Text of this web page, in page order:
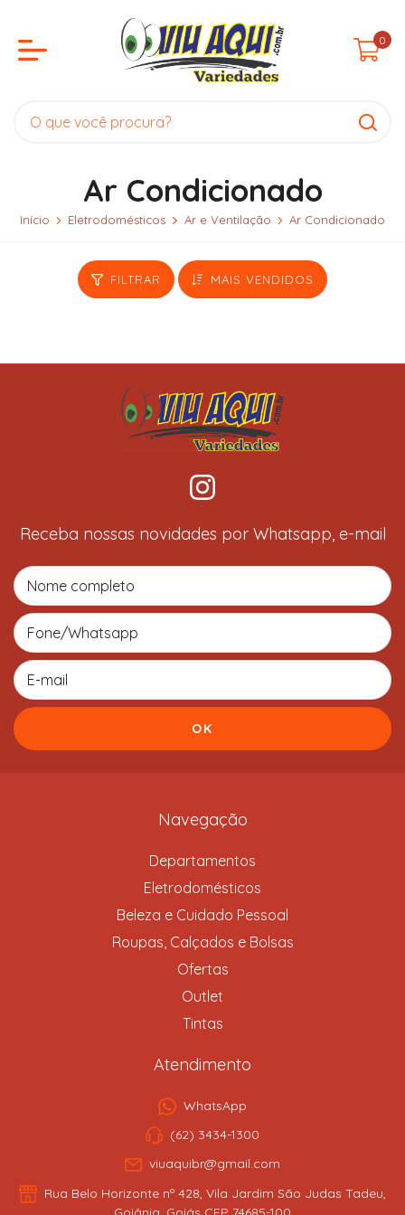
0
Ar Condicionado
Início Eletrodomésticos Ar e Ventilação Ar Condicionado
FILTRAR MAIS VENDIDOS
Receba nossas novidades por Whatsapp, e-mail
Navegação
Departamentos
Eletrodomésticos
Beleza e Cuidado Pessoal
Roupas, Calçados e Bolsas
Ofertas
Outlet
Tintas
Atendimento
WhatsApp
(62) 3434-1300
viuaquibr@gmail.com
Rua Belo Horizonte nº 428, Vila Jardim São Judas Tadeu,